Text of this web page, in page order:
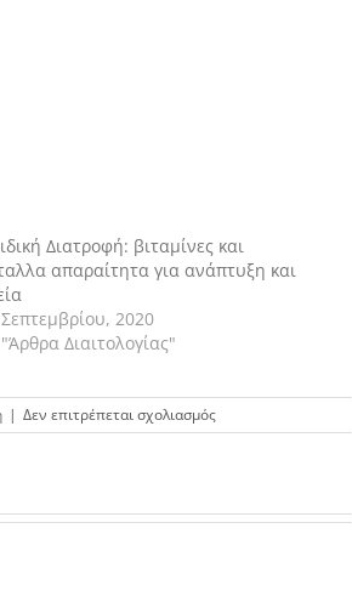
Διατροφή: βιταμίνες και
απαραίτητα για ανάπτυξη και
2020
Διαιτολογίας"
| Δεν επιτρέπεται σχολιασμόςστο
Ψάρι
ανησυχητικά